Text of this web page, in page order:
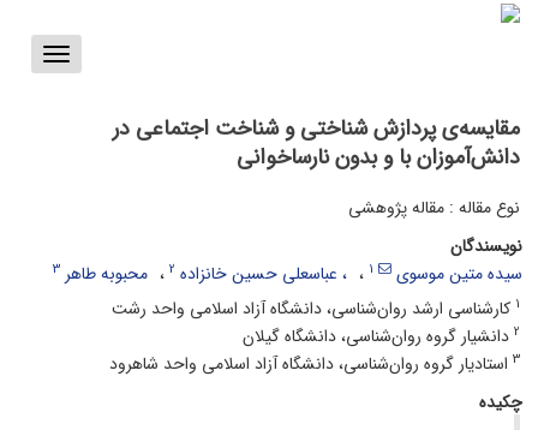
Toggle
مقایسه‌ی پردازش شناختی و شناخت اجتماعی در
دانش‌آموزان با و بدون نارساخوانی
نوع مقاله : مقاله پژوهشی
نویسندگان
سیده متین موسوی
1 ، عباسعلی حسین خانزاده 2 محبوبه طاهر 3
1 کارشناسی ارشد روان‌شناسی، دانشگاه آزاد اسلامی واحد رشت
2 دانشیار گروه روان‌شناسی، دانشگاه گیلان
3 استادیار گروه روان‌شناسی، دانشگاه آزاد اسلامی واحد شاهرود
چکیده